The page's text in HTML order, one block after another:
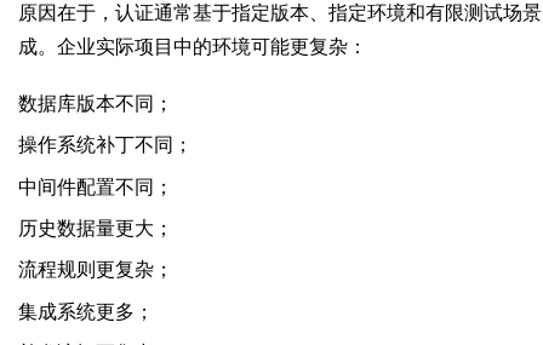
原因在于，认证通常基于指定版本、指定环境和有限测试场
成。企业实际项目中的环境可能更复杂：
数据库版本不同；
操作系统补丁不同；
中间件配置不同；
历史数据量更大；
流程规则更复杂；
集成系统更多；